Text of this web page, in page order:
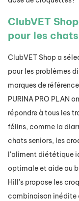
ClubVET
pour les
ClubVET Shop a
pour les problèmes
marques de
PURINA PRO PLAN
répondre à tous les
félins, comme la
chats seniors, les
l'aliment diététique
optimale et aide au
Hill’s propose les
combinaison inédite